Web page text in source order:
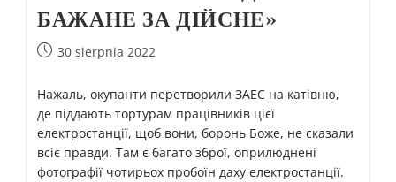
БАЖАНЕ ЗА ДІЙСНЕ»
30 sierpnia 2022
Нажаль, окупанти перетворили ЗАЕС на катівню,
де піддають тортурам працівників цієї
електростанції, щоб вони, боронь Боже, не сказали
всіє правди. Там є багато зброї, оприлюднені
фотографії чотирьох пробоїн даху електростанції.